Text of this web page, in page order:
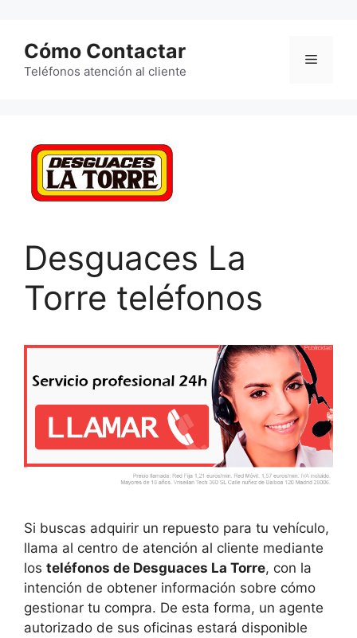
contenido
Cómo Contactar
Teléfonos atención al cliente
Menú
Desguaces La
Torre teléfonos
Si buscas adquirir un repuesto para tu vehículo,
llama al centro de atención al cliente mediante
los teléfonos de Desguaces La Torre, con la
intención de obtener información sobre cómo
gestionar tu compra. De esta forma, un agente
autorizado de sus oficinas estará disponible